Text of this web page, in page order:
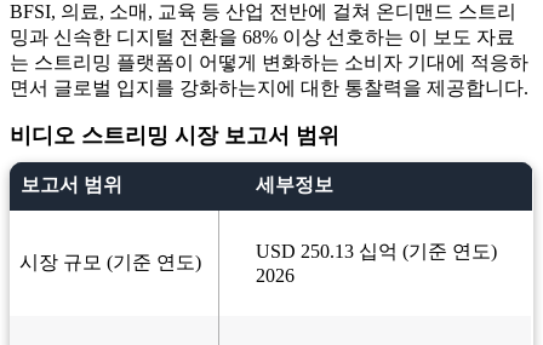
BFSI, 의료, 소매, 교육 등 산업 전반에 걸쳐 온디맨드 스트리
밍과 신속한 디지털 전환을 68% 이상 선호하는 이 보도 자료
는 스트리밍 플랫폼이 어떻게 변화하는 소비자 기대에 적응하
면서 글로벌 입지를 강화하는지에 대한 통찰력을 제공합니다.
비디오 스트리밍 시장 보고서 범위
보고서 범위 세부정보
시장 규모 (기준 연도)
USD 250.13 십억 (기준 연도)
2026